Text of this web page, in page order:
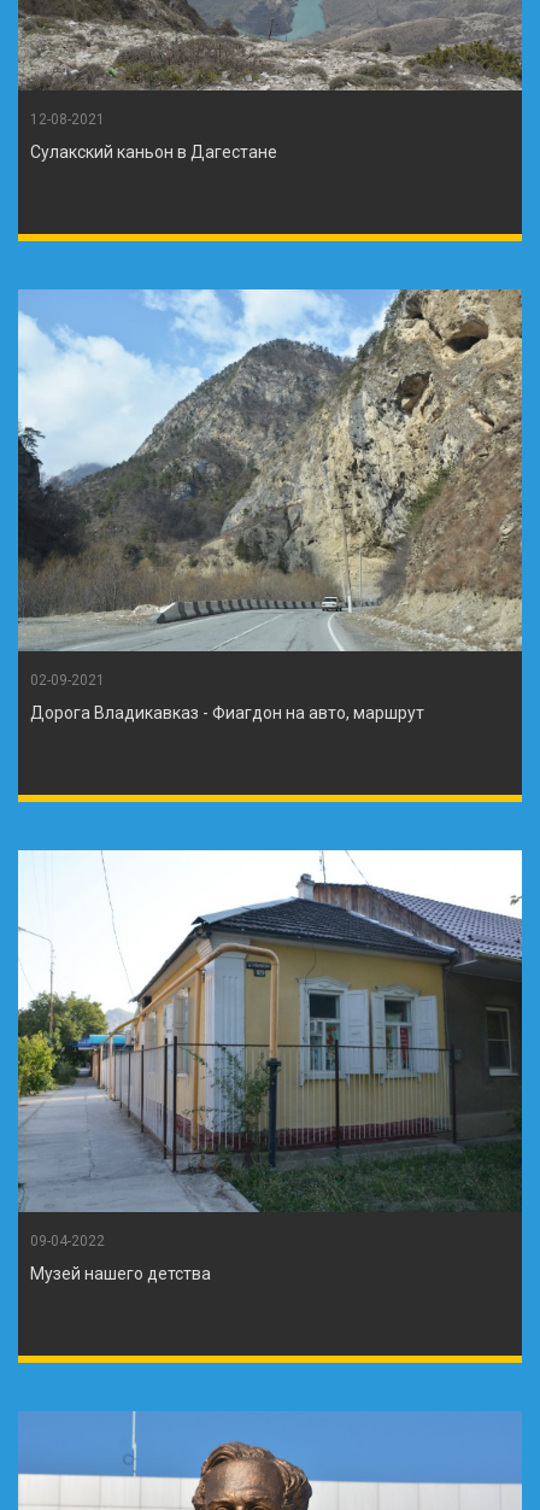
12-08-2021
Сулакский каньон в Дагестане
02-09-2021
Дорога Владикавказ - Фиагдон на авто, маршрут
09-04-2022
Музей нашего детства